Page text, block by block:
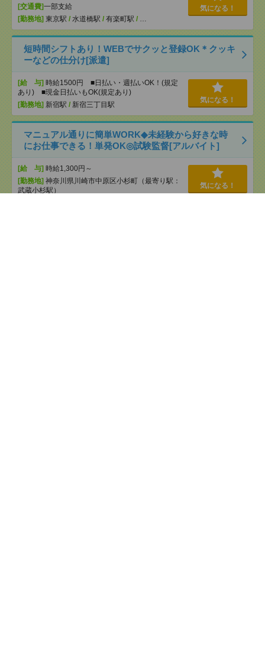
[交通費]一部支給
[勤務地] 東京駅 / 水道橋駅 / 有楽町駅 / …
気になる！
短時間シフトあり！WEBでサクッと登録OK＊クッキ
ーなどの仕分け[派遣]
[給 与] 時給1500円 ■日払い・週払いOK！(規定
あり) ■現金日払いもOK(規定あり)
[勤務地] 新宿駅 / 新宿三丁目駅
気になる！
マニュアル通りに簡単WORK◆未経験から好きな時
にお仕事できる！単発OK◎試験監督[アルバイト]
[給 与] 時給1,300円～
[勤務地] 神奈川県川崎市中原区小杉町（最寄り駅：
武蔵小杉駅）
気になる！